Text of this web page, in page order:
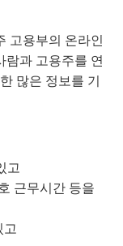
고용부의 온라인
람과 고용주를 연
많은 정보를 기
고
근무시간 등을
고